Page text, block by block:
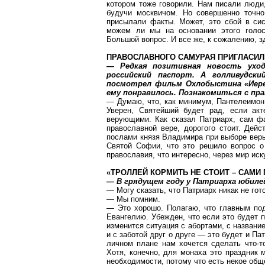
котором тоже говорили. Нам писали
будучи москвичом. Но совершенно
присылали факты. Может, это сбой в
можем ли мы наосновании этого
Большой вопрос. И все же, к сожалению,
ПРАВОСЛАВНОГО САМУРАЯ
— Редкая позитивная новость
российский паспорт. А
посмотрел фильм Охлобыстина
ему понравилось. Познакомиться с
— Думаю, что, как минимум, Пантелеимон
Уверен, Святейший будет рад, если
верующими. Как сказал Патриарх, сам
православной вере, дорогого стоит.
послами князя Владимира при выборе
Святой Софии, что это решило вопрос о
православия, что интересно, через мир
«ТРОЛЛЕЙ КОРМИТЬ НЕ СТОИТ – САМИ
— В грядущем году у Патриарха
— Могу сказать, что Патриарх никак не
— Мы помним.
— Это хорошо. Полагаю, что главным
Евангелию. Убежден, что если это будет
изменится ситуация с абортами, с
и с заботой друг о друге — это будет и
личном плане нам хочется сделать что-
Хотя, конечно, для монаха это
необходимости, потому что есть некое